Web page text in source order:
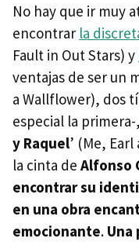
No hay que ir muy
encontrar la
Fault in Out Stars) y
ventajas de ser un
a Wallflower), dos
especial la
y Raquel’ (Me,
la cinta de Alfonso
encontrar su
en una obra
emocionante. Una